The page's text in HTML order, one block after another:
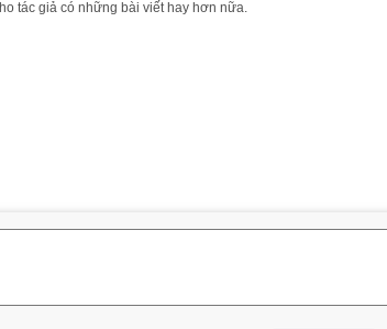
tác giả có những bài viết hay hơn nữa.